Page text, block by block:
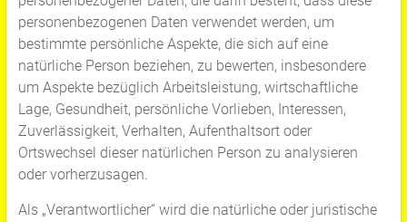
personenbezogenen Daten verwendet werden, um
bestimmte persönliche Aspekte, die sich auf eine
natürliche Person beziehen, zu bewerten, insbesondere
um Aspekte bezüglich Arbeitsleistung, wirtschaftliche
Lage, Gesundheit, persönliche Vorlieben, Interessen,
Zuverlässigkeit, Verhalten, Aufenthaltsort oder
Ortswechsel dieser natürlichen Person zu analysieren
oder vorherzusagen.
Als „Verantwortlicher“ wird die natürliche oder juristische